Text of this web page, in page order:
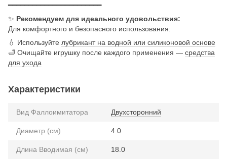
━━━━━━━━━━━━━━━━━━━━━━━
✨ Рекомендуем для идеального удовольствия:
Для комфортного и безопасного использования:
💧 Используйте лубрикант на водной или силиконовой основе
🛁 Очищайте игрушку после каждого применения — средства
для ухода
Характеристики
Вид Фаллоимитатора Двухсторонний
Диаметр (см) 4.0
Длина Вводимая (см) 18.0